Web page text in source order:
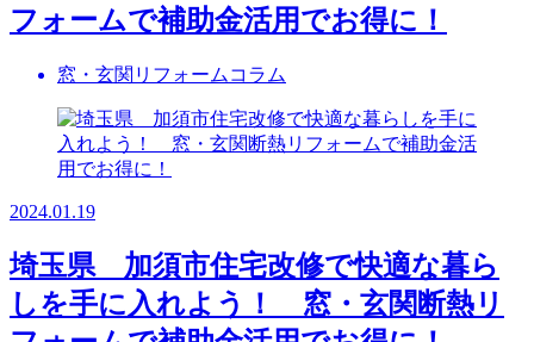
フォームで補助金活用でお得に！
窓・玄関リフォームコラム
2024.01.19
埼玉県 加須市住宅改修で快適な暮ら
しを手に入れよう！ 窓・玄関断熱リ